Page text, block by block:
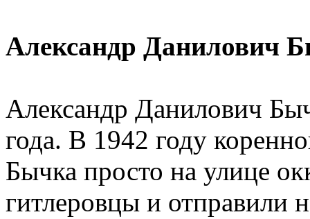
Александр Данилович
Александр Данилович
года. В 1942 году
Бычка просто на улице
гитлеровцы и отправили